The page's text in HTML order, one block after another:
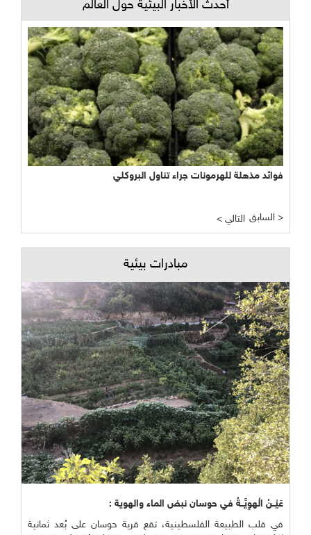
أحدث الأخبار البيئية حول العالم
فوائد مذهلة للهرمونات جراء تناول البروكلي
< التالي السابق >
مبادرات بيئية
عَيْــنُ الْهوِيَّــةُ في حوسان نبض الماء والهوية :
في قلب الطبيعة الفلسطينية، تقع قرية حوسان على بُعد ثمانية